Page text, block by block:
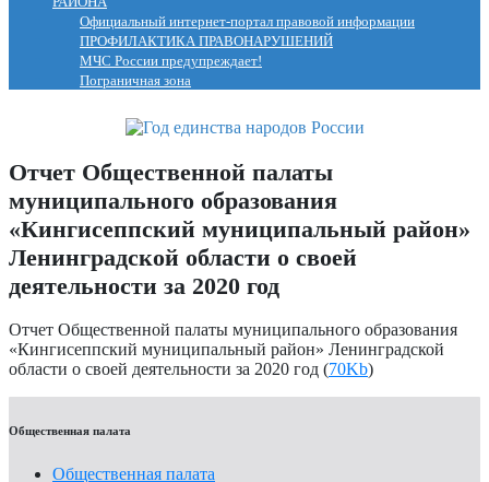
Официальный интернет-портал правовой информации
ПРОФИЛАКТИКА ПРАВОНАРУШЕНИЙ
МЧС России предупреждает!
Пограничная зона
Отчет Общественной палаты
муниципального образования
«Кингисеппский муниципальный район»
Ленинградской области о своей
деятельности за 2020 год
Отчет Общественной палаты муниципального образования
«Кингисеппский муниципальный район» Ленинградской
области о своей деятельности за 2020 год (70Kb)
Общественная палата
Общественная палата